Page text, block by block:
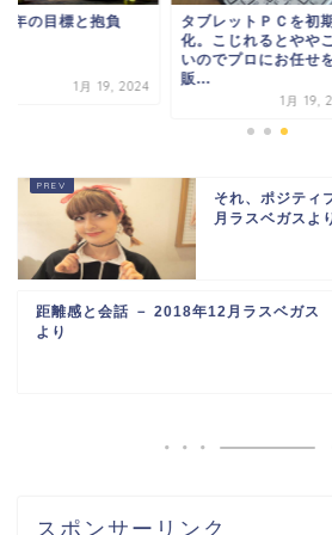
年の目標と抱負
1月 19, 2024
タブレットＰＣを初
化。こじれるとやや
いのでプロにお任せを
販...
1月 19,
それ、ポジティ
月ラスベガスよ
距離感と会話 － 2018年12月ラスベガス
より
スポンサーリンク